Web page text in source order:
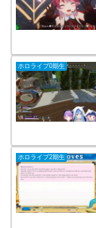
ホロライブ0期生
ホロライブ2期生